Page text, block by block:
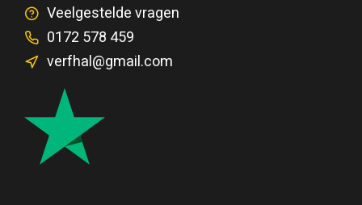
Veelgestelde vragen
0172 578 459
verfhal@gmail.com